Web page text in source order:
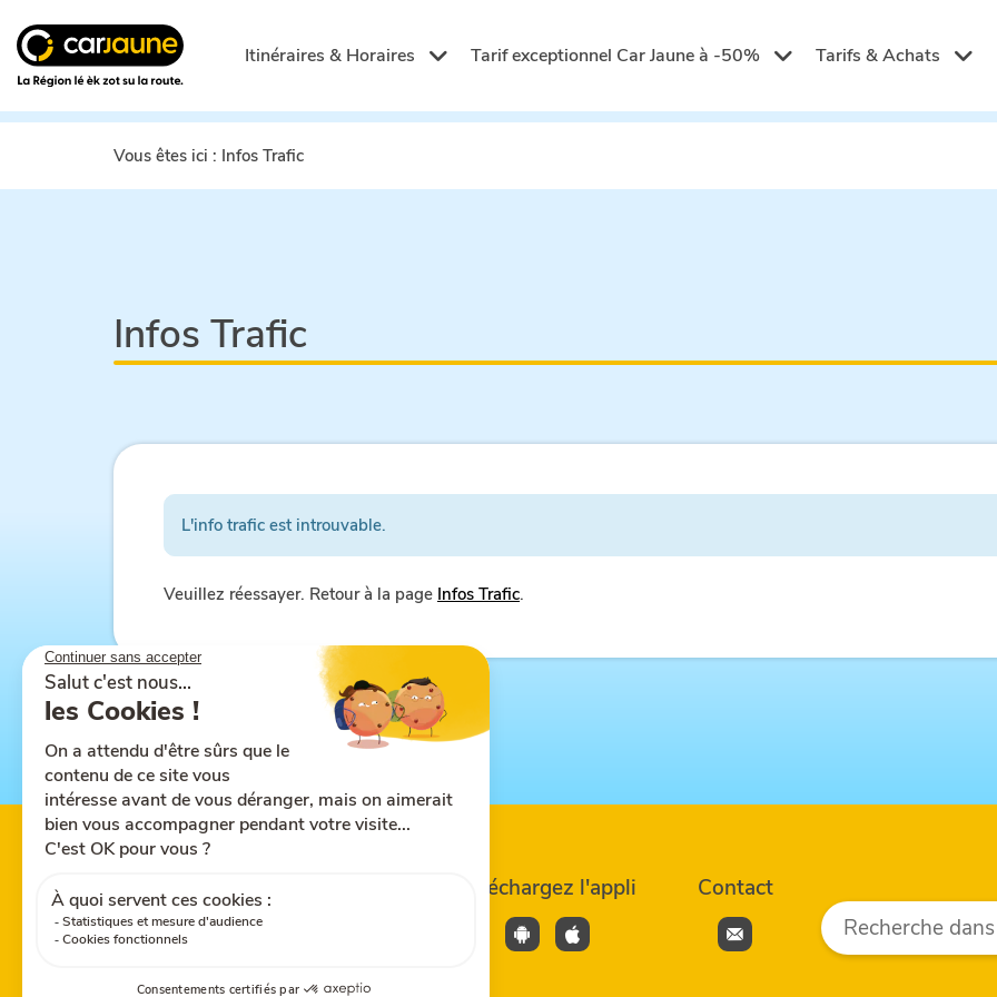
jaune
Itinéraires & Horaires Tarif exceptionnel Car Jaune à -50% Tarifs & Achats
Vous êtes ici : Infos Trafic
Infos Trafic
L'info trafic est introuvable.
Veuillez réessayer. Retour à la page Infos Trafic.
Suivez-nous sur Téléchargez l'appli Contact
Rechercher